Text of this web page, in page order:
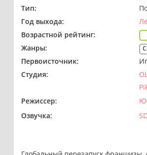
Тип:
Год выхода:
Возрастной рейтинг:
Жанры:
Первоисточник:
Студия:
Режиссер:
Озвучка: